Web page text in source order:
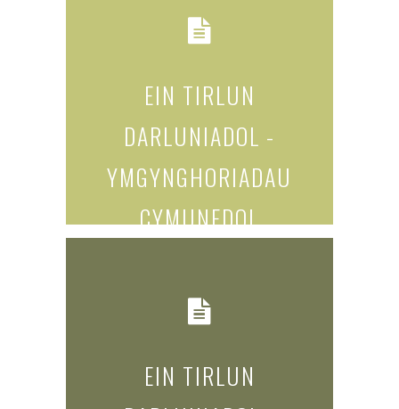
read more...
EIN TIRLUN
DARLUNIADOL -
YMGYNGHORIADAU
CYMUNEDOL
EIN TIRLUN